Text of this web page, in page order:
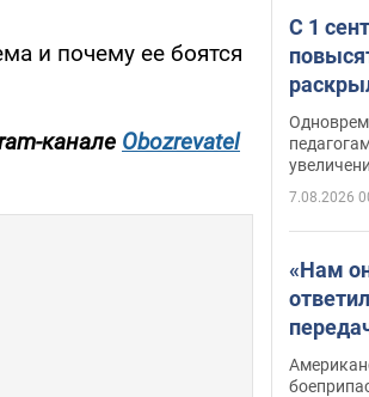
и почему ее боятся
канале Obozrevatel
С 1
7.08.2026
«Нам
Patriot